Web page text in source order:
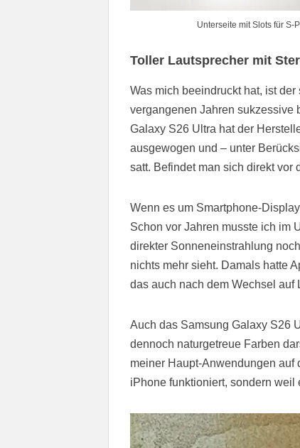
Unterseite mit Slots für S-
Toller Lautsprecher mit
Was mich beeindruckt hat, ist
vergangenen Jahren sukzessive
Galaxy S26 Ultra hat der
ausgewogen und – unter
satt. Befindet man sich direkt vor
Wenn es um Smartphone-
Schon vor Jahren musste ich im
direkter Sonneneinstrahlung
nichts mehr sieht. Damals hatte
das auch nach dem Wechsel auf
Auch das Samsung Galaxy S26
dennoch naturgetreue Farben
meiner Haupt-Anwendungen auf
iPhone funktioniert, sondern weil